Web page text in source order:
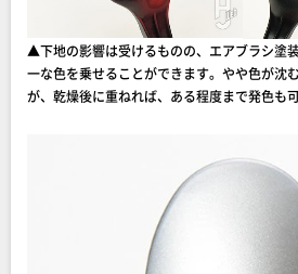
▲下地の影響は受けるものの、エアブラシ塗
一な色を乗せることができます。やや色が沈
が、乾燥後に重ねれば、ある程度まで発色も